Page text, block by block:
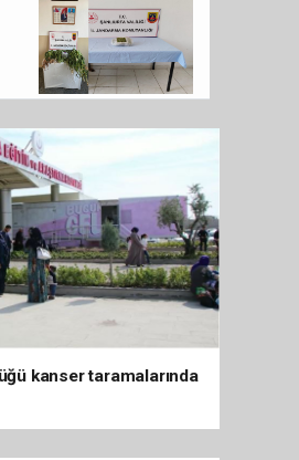
Ahmet Karavar'a
kanser taramalarında